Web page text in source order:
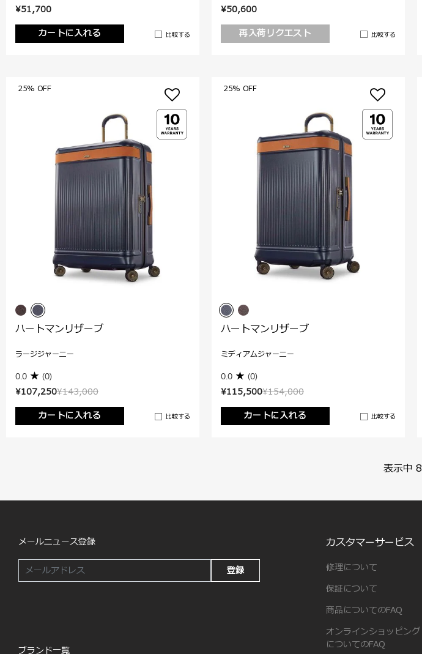
¥51,700
カートに入れる
比較する
¥50,600
再入荷リクエスト
比較する
¥143,000
¥107,250
カートに入れる
比較する
25% OFF
ハートマンリザーブ
ラージジャーニー
0.0 (0)
¥154,000
¥115,500
カートに入れる
比較する
25% OFF
ハートマンリザーブ
ミディアムジャーニー
0.0 (0)
表示中 8
メールニュース登録
登録
ブランド一覧
カスタマーサービス
修理について
保証について
商品についてのFAQ
オンラインショッピング
についてのFAQ